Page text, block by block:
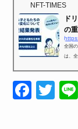
NFT-TIMES
ド
の
全国
は、
F
T